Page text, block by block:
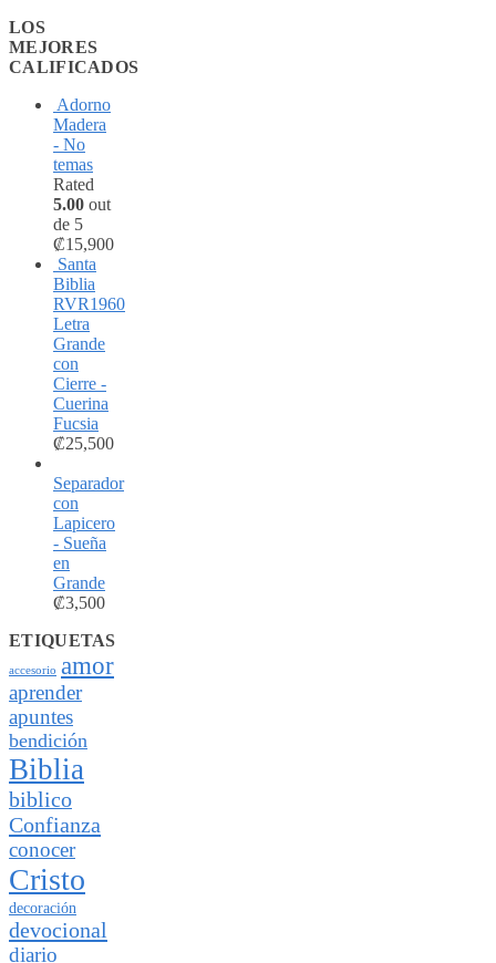
LOS
MEJORES
CALIFICADOS
Adorno
Madera
- No
temas
Rated
5.00 out
de 5
₡15,900
Santa
Biblia
RVR1960
Letra
Grande
con
Cierre -
Cuerina
Fucsia
₡25,500
Separador
con
Lapicero
- Sueña
en
Grande
₡3,500
ETIQUETAS
accesorio amor
aprender
apuntes
bendición
Biblia
biblico
Confianza
conocer
Cristo
decoración
devocional
diario